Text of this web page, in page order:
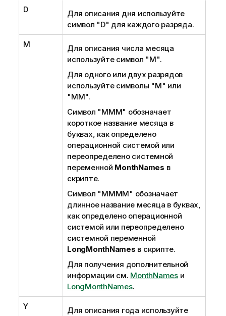
D
Для описания дня используйте
символ "D" для каждого разряда.
M
Для описания числа месяца
используйте символ "M".
Для одного или двух разрядов
используйте символы "M" или
"MM".
Символ "MMM" обозначает
короткое название месяца в
буквах, как определено
операционной системой или
переопределено системной
переменной MonthNames в
скрипте.
Символ "MMMM" обозначает
длинное название месяца в буквах,
как определено операционной
системой или переопределено
системной переменной
LongMonthNames в скрипте.
Для получения дополнительной
информации см. MonthNamesи
LongMonthNames.
Y
Для описания года используйте